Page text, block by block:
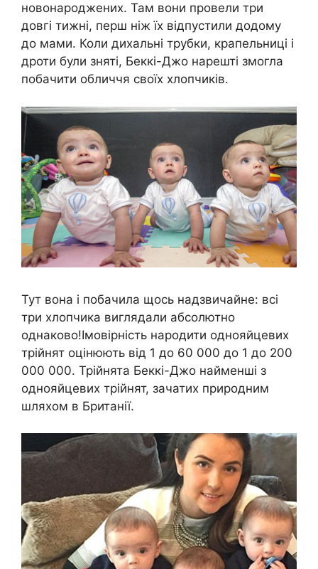
новонароджених. Там вони провели три
довгі тижні, перш ніж їх відпустили додому
до мами. Коли дихальні трубки, крапельниці і
дроти були зняті, Беккі-Джо нарешті змогла
побачити обличчя своїх хлопчиків.
Тут вона і побачила щось надзвичайне: всі
три хлопчика виглядали абсолютно
однаково!Імовірність народити однояйцевих
трійнят оцінюють від 1 до 60 000 до 1 до 200
000 000. Трійнята Беккі-Джо найменші з
однояйцевих трійнят, зачатих природним
шляхом в Британії.